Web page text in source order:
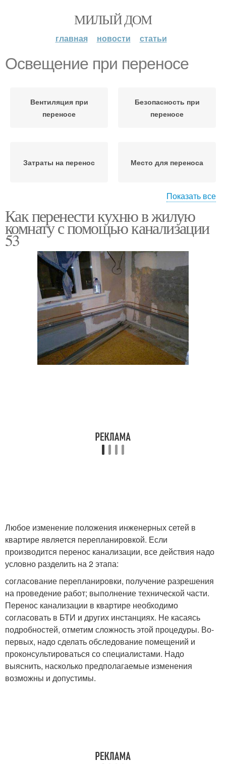
МИЛЫЙ ДОМ
главная новости статьи
Освещение при переносе
Вентиляция при
переносе
Безопасность при
переносе
Затраты на перенос Место для переноса
Питание при переносе
переноса
Канализация для
переноса
Показать все
Как перенести кухню в жилую
комнату с помощью канализации
53
Любое изменение положения инженерных сетей в
квартире является перепланировкой. Если
производится перенос канализации, все действия надо
условно разделить на 2 этапа:
согласование перепланировки, получение разрешения
на проведение работ; выполнение технической части.
Перенос канализации в квартире необходимо
согласовать в БТИ и других инстанциях. Не касаясь
подробностей, отметим сложность этой процедуры. Во-
первых, надо сделать обследование помещений и
проконсультироваться со специалистами. Надо
выяснить, насколько предполагаемые изменения
возможны и допустимы.